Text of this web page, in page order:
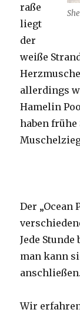
raße
liegt
der
weiße
allerdings
Hamelin
haben frühe
Der „Ocean
Jede
man kann
anschließen.
Wir